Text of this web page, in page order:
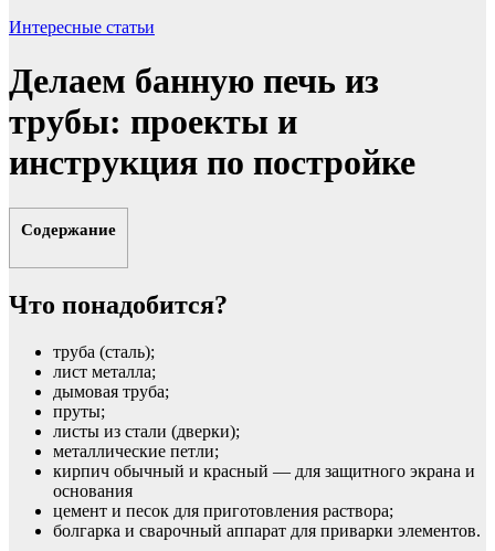
Интересные статьи
Делаем банную печь из
трубы: проекты и
инструкция по постройке
Содержание
Что понадобится?
труба (сталь);
лист металла;
дымовая труба;
пруты;
листы из стали (дверки);
металлические петли;
кирпич обычный и красный — для защитного экрана и
основания
цемент и песок для приготовления раствора;
болгарка и сварочный аппарат для приварки элементов.